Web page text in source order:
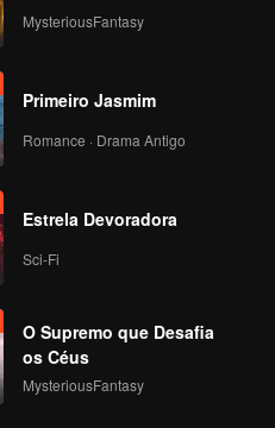
MysteriousFantasy
Primeiro Jasmim
Romance · Drama Antigo
Estrela Devoradora
Sci-Fi
O Supremo que Desafia
os Céus
MysteriousFantasy